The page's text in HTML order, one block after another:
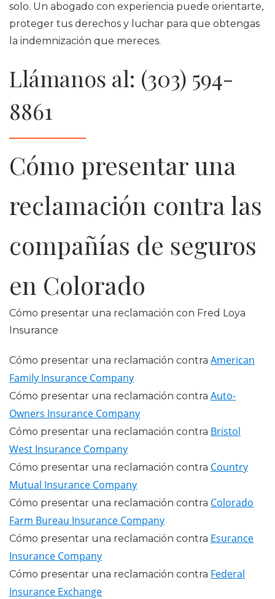
solo. Un abogado con experiencia puede orientarte,
proteger tus derechos y luchar para que obtengas
la indemnización que mereces.
Llámanos al: (303) 594-
8861
Cómo presentar una
reclamación contra las
compañías de seguros
en Colorado
Cómo presentar una reclamación con Fred Loya
Insurance
Cómo presentar una reclamación contra American
Family Insurance Company
Cómo presentar una reclamación contra Auto-
Owners Insurance Company
Cómo presentar una reclamación contra Bristol
West Insurance Company
Cómo presentar una reclamación contra Country
Mutual Insurance Company
Cómo presentar una reclamación contra Colorado
Farm Bureau Insurance Company
Cómo presentar una reclamación contra Esurance
Insurance Company
Cómo presentar una reclamación contra Federal
Insurance Exchange